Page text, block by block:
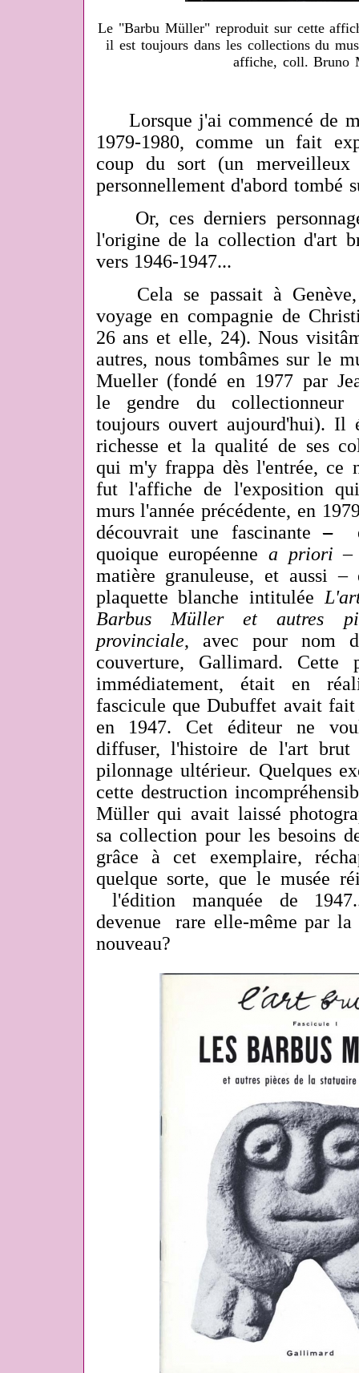
Le "Barbu Müller" reproduit sur cette
il est toujours dans les collections du
affiche, coll. Bruno
Lorsque j'ai commencé de
1979-1980, comme un fait
coup du sort (un
personnellement d'abord tombé
Or, ces derniers
l'origine de la collection d'art
vers 1946-1947...
Cela se passait à
voyage en compagnie de
26 ans et elle, 24). Nous
autres, nous tombâmes sur le
Mueller (fondé en 1977 par
le gendre du collectionneur
toujours ouvert aujourd'hui).
richesse et la qualité de ses
qui m'y frappa dès l'entrée, ce
fut l'affiche de l'exposition
murs l'année précédente, en
découvrait une fascinante–et
quoique européenne a priori –
matière granuleuse, et aussi
plaquette blanche intitulée
Barbus Müller et autres
provinciale, avec pour nom
couverture, Gallimard. Cette
immédiatement, était en
fascicule que Dubuffet avait
en 1947. Cet éditeur ne
diffuser, l'histoire de l'art
pilonnage ultérieur. Quelques
cette destruction
Müller qui avait laissé
sa collection pour les besoins
grâce à cet exemplaire,
quelque sorte, que le musée
l'édition manquée de
devenue rare elle-même par
nouveau?